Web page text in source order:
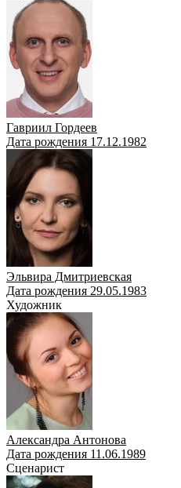
Гавриил Гордеев
Дата рождения 17.12.1982
Эльвира Дмитриевская
Дата рождения 29.05.1983
Художник
Александра Антонова
Дата рождения 11.06.1989
Сценарист